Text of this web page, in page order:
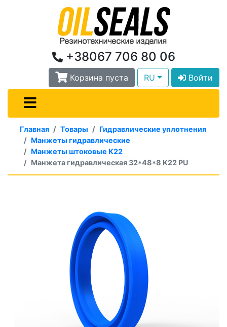
+38067 706 80 06
Корзина пуста RU Войти
Главная Товары
Гидравлические уплотнения
Манжеты гидравлические
Манжеты штоковые K22
Манжета гидравлическая 32*48*8 K22 PU